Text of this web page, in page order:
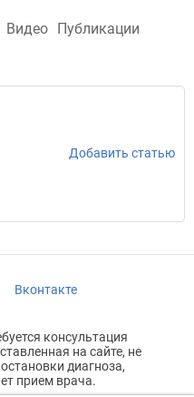
Видео Публикации
Добавить статью
Вконтакте
консультация
на сайте, не
диагноза,
прием врача.